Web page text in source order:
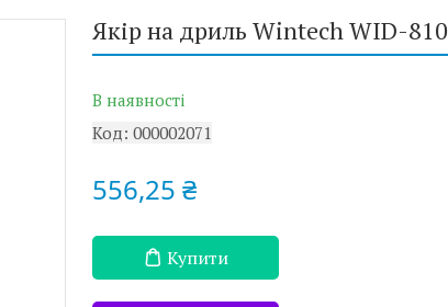
Якір на дриль Wintech WID-810
В наявності
Код: 000002071
556,25 ₴
Купити